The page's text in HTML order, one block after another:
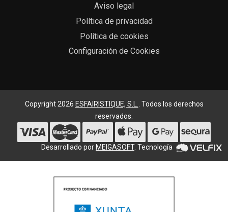
Aviso legal
Política de privacidad
Política de cookies
Configuración de Cookies
Copyright 2026 ESFAIRISTIQUE, S.L.. Todos los derechos
reservados.
Desarrollado por MEIGASOFT. Tecnología